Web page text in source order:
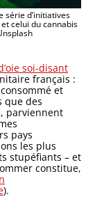
série d’initiatives
celui du cannabis
soi-disant
français :
et
que des
parviennent
pays
les plus
stupéfiants – et
constitue,
).